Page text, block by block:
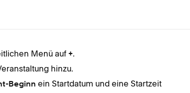
Menü auf +.
hinzu.
Beginn ein Startdatum und eine Startzeit